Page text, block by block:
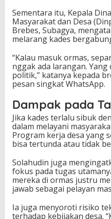
Sementara itu, Kepala
Masyarakat dan Desa
Brebes, Subagya,
melarang kades
“Kalau masuk ormas,
nggak ada larangan.
politik,” katanya kepada
pesan singkat WhatsApp.
Dampak pada
Jika kades terlalu sibuk
dalam melayani
Program kerja desa yang
bisa tertunda atau tidak
Solahudin juga
fokus pada tugas
mereka di ormas justru
jawab sebagai pelayan
Ia juga menyoroti risiko
terhadap kebijakan desa.